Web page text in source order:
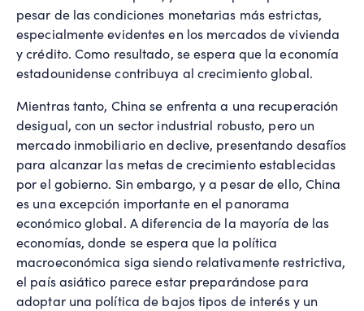
pesar de las condiciones monetarias más estrictas,
especialmente evidentes en los mercados de vivienda
y crédito. Como resultado, se espera que la economía
estadounidense contribuya al crecimiento global.
Mientras tanto, China se enfrenta a una recuperación
desigual, con un sector industrial robusto, pero un
mercado inmobiliario en declive, presentando desafíos
para alcanzar las metas de crecimiento establecidas
por el gobierno. Sin embargo, y a pesar de ello, China
es una excepción importante en el panorama
económico global. A diferencia de la mayoría de las
economías, donde se espera que la política
macroeconómica siga siendo relativamente restrictiva,
el país asiático parece estar preparándose para
adoptar una política de bajos tipos de interés y un